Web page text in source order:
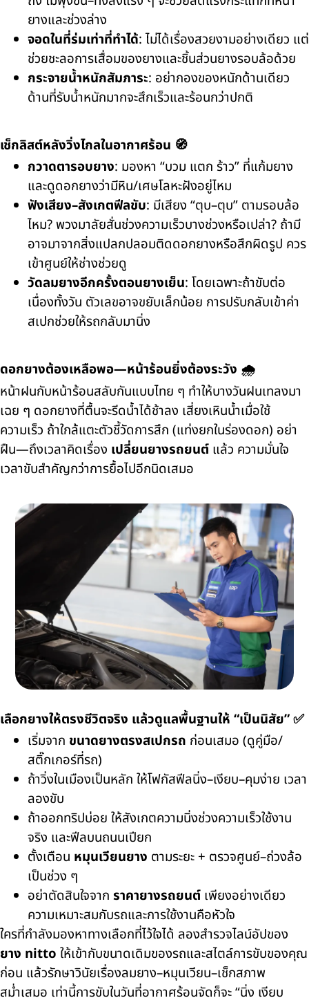
ยางและช่วงล่าง
จอดในที่ร่มเท่าที่ทำได้: ไม่ได้เรื่องสวยงามอย่างเดียว แต่
ช่วยชะลอการเสื่อมของยางและชิ้นส่วนยางรอบล้อด้วย
กระจายน้ำหนักสัมภาระ: อย่ากองของหนักด้านเดียว
ด้านที่รับน้ำหนักมากจะสึกเร็วและร้อนกว่าปกติ
เช็กลิสต์หลังวิ่งไกลในอากาศร้อน 🧭
กวาดตารอบยาง: มองหา “บวม แตก ร้าว” ที่แก้มยาง
และดูดอกยางว่ามีหิน/เศษโลหะฝังอยู่ไหม
ฟังเสียง–สังเกตฟีลขับ: มีเสียง “ตุบ–ตุบ” ตามรอบล้อ
ไหม? พวงมาลัยสั่นช่วงความเร็วบางช่วงหรือเปล่า? ถ้ามี
อาจมาจากสิ่งแปลกปลอมติดดอกยางหรือสึกผิดรูป ควร
เข้าศูนย์ให้ช่างช่วยดู
วัดลมยางอีกครั้งตอนยางเย็น: โดยเฉพาะถ้าขับต่อ
เนื่องทั้งวัน ตัวเลขอาจขยับเล็กน้อย การปรับกลับเข้าค่า
สเปกช่วยให้รถกลับมานิ่ง
ดอกยางต้องเหลือพอ—หน้าร้อนยิ่งต้องระวัง 🌧️
หน้าฝนกับหน้าร้อนสลับกันแบบไทย ๆ ทำให้บางวันฝนเทลงมา
เฉย ๆ ดอกยางที่ตื้นจะรีดน้ำได้ช้าลง เสี่ยงเหินน้ำเมื่อใช้
ความเร็ว ถ้าใกล้แตะตัวชี้วัดการสึก (แท่งยกในร่องดอก) อย่า
ฝืน—ถึงเวลาคิดเรื่อง เปลี่ยนยางรถยนต์ แล้ว ความมั่นใจ
เวลาขับสำคัญกว่าการยื้อไปอีกนิดเสมอ
เลือกยางให้ตรงชีวิตจริง แล้วดูแลพื้นฐานให้ “เป็นนิสัย” ✅
เริ่มจาก ขนาดยางตรงสเปกรถ ก่อนเสมอ (ดูคู่มือ/
สติ๊กเกอร์ที่รถ)
ถ้าวิ่งในเมืองเป็นหลัก ให้โฟกัสฟีลนิ่ง–เงียบ–คุมง่าย เวลา
ลองขับ
ถ้าออกทริปบ่อย ให้สังเกตความนิ่งช่วงความเร็วใช้งาน
จริง และฟีลบนถนนเปียก
ตั้งเตือน หมุนเวียนยาง ตามระยะ + ตรวจศูนย์–ถ่วงล้อ
เป็นช่วง ๆ
อย่าตัดสินใจจาก ราคายางรถยนต์ เพียงอย่างเดียว
ความเหมาะสมกับรถและการใช้งานคือหัวใจ
ใครที่กำลังมองหาทางเลือกที่ไว้ใจได้ ลองสำรวจไลน์อัปของ
ยาง nitto ให้เข้ากับขนาดเดิมของรถและสไตล์การขับของคุณ
ก่อน แล้วรักษาวินัยเรื่องลมยาง–หมุนเวียน–เช็กสภาพ
สม่ำเสมอ เท่านี้การขับในวันที่อากาศร้อนจัดก็จะ “นิ่ง เงียบ